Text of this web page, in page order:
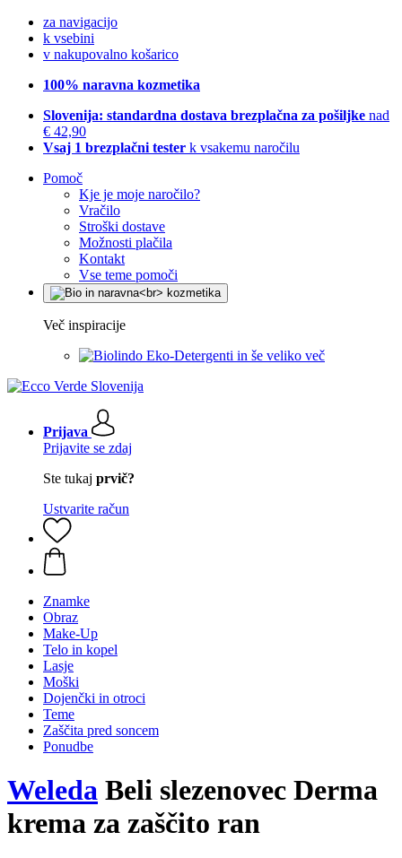
za navigacijo
k vsebini
v nakupovalno košarico
100% naravna kozmetika
Slovenija: standardna dostava brezplačna za pošiljke nad
€ 42,90
Vsaj 1 brezplačni tester k vsakemu naročilu
Pomoč
Kje je moje naročilo?
Vračilo
Stroški dostave
Možnosti plačila
Kontakt
Vse teme pomoči
Več inspiracije
Eko-Detergenti in še veliko več
Prijava
Prijavite se zdaj
Ste tukaj prvič?
Ustvarite račun
Znamke
Obraz
Make-Up
Telo in kopel
Lasje
Moški
Dojenčki in otroci
Teme
Zaščita pred soncem
Ponudbe
Weleda Beli slezenovec Derma
krema za zaščito ran